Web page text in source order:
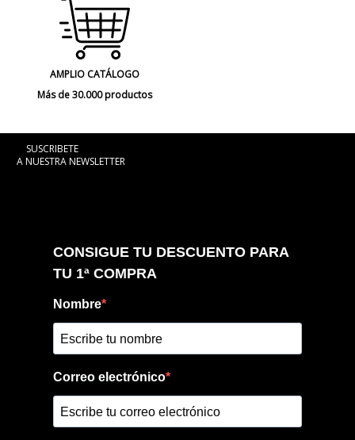
AMPLIO CATÁLOGO
Más de 30.000 productos
SUSCRIBETE
A NUESTRA NEWSLETTER